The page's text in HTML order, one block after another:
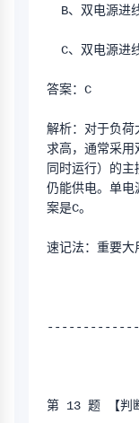
B、双电源
C、双电源
答案：C
解析：对于负荷
求高，通常采用
同时运行）的
仍能供电。单电
案是C。
速记法：重要大
第 13 题 【判